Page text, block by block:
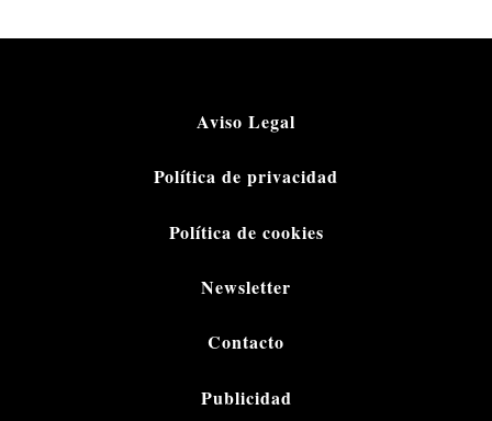
Aviso Legal
Política de privacidad
Política de cookies
Newsletter
Contacto
Publicidad